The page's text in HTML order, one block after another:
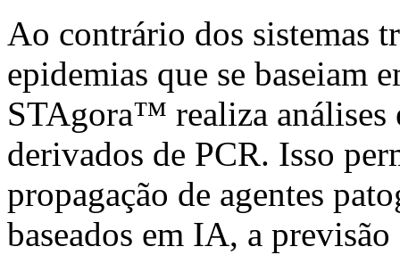
Ao contrário dos sistemas
epidemias que se baseiam
STAgora™ realiza análises
derivados de PCR. Isso
propagação de agentes
baseados em IA, a